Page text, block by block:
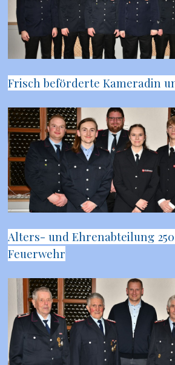
Frisch beförderte Kameradin
Alters- und Ehrenabteilung
Feuerwehr